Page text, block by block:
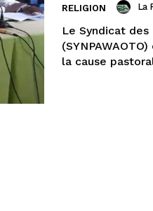
RELIGION La
Le Syndicat
(SYNPAWAOTO) créé depuis juin 2018 pour défendre